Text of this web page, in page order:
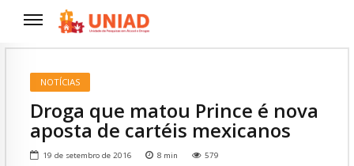
NOTÍCIAS
Droga que matou Prince é nova
aposta de cartéis mexicanos
19 de setembro de 2016 8 min 579